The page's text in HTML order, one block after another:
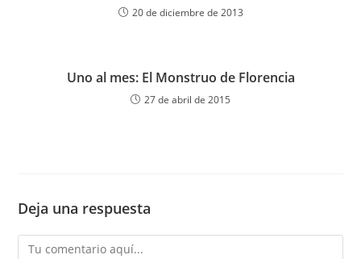
20 de diciembre de 2013
Uno al mes: El Monstruo de Florencia
27 de abril de 2015
Deja una respuesta
Comentario